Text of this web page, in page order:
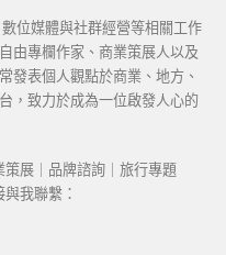
位媒體與社群經營等相關工作
由專欄作家、商業策展人以及
發表個人觀點於商業、地方、
，致力於成為一位啟發人心的
展｜品牌諮詢｜旅行專題
我聯繫：